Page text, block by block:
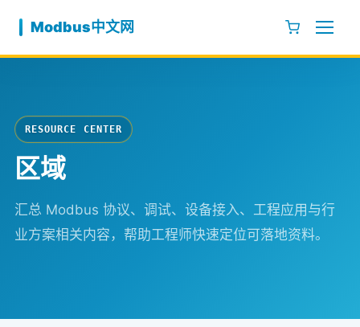
Modbus中文网
RESOURCE CENTER
区域
汇总 Modbus 协议、调试、设备接入、工程应用与行
业方案相关内容，帮助工程师快速定位可落地资料。